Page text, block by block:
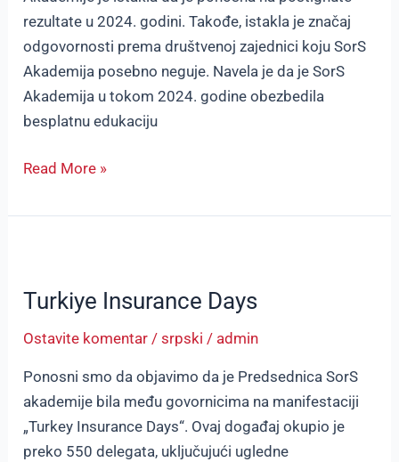
rezultate u 2024. godini. Takođe, istakla je značaj
odgovornosti prema društvenoj zajednici koju SorS
Akademija posebno neguje. Navela je da je SorS
Akademija u tokom 2024. godine obezbedila
besplatnu edukaciju
Read More »
Turkiye Insurance Days
Ostavite komentar /srpski / admin
Ponosni smo da objavimo da je Predsednica SorS
akademije bila među govornicima na manifestaciji
„Turkey Insurance Days“. Ovaj događaj okupio je
preko 550 delegata, uključujući ugledne
Days